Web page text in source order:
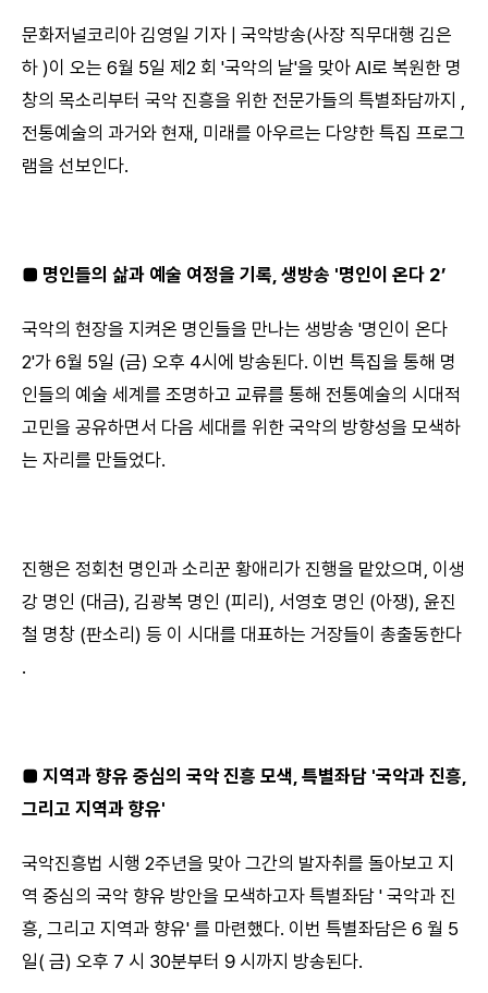
문화저널코리아 김영일 기자 | 국악방송(사장 직무대행 김은
하 )이 오는 6월 5일 제2 회 '국악의 날'을 맞아 AI로 복원한 명
창의 목소리부터 국악 진흥을 위한 전문가들의 특별좌담까지 ,
전통예술의 과거와 현재, 미래를 아우르는 다양한 특집 프로그
램을 선보인다.
■ 명인들의 삶과 예술 여정을 기록, 생방송 '명인이 온다 2’
국악의 현장을 지켜온 명인들을 만나는 생방송 '명인이 온다
2'가 6월 5일 (금) 오후 4시에 방송된다. 이번 특집을 통해 명
인들의 예술 세계를 조명하고 교류를 통해 전통예술의 시대적
고민을 공유하면서 다음 세대를 위한 국악의 방향성을 모색하
는 자리를 만들었다.
진행은 정회천 명인과 소리꾼 황애리가 진행을 맡았으며, 이생
강 명인 (대금), 김광복 명인 (피리), 서영호 명인 (아쟁), 윤진
철 명창 (판소리) 등 이 시대를 대표하는 거장들이 총출동한다
.
■ 지역과 향유 중심의 국악 진흥 모색, 특별좌담 '국악과 진흥,
그리고 지역과 향유'
국악진흥법 시행 2주년을 맞아 그간의 발자취를 돌아보고 지
역 중심의 국악 향유 방안을 모색하고자 특별좌담 ' 국악과 진
흥, 그리고 지역과 향유' 를 마련했다. 이번 특별좌담은 6 월 5
일( 금) 오후 7 시 30분부터 9 시까지 방송된다.